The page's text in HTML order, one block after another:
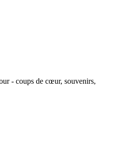
- coups de cœur, souvenirs,